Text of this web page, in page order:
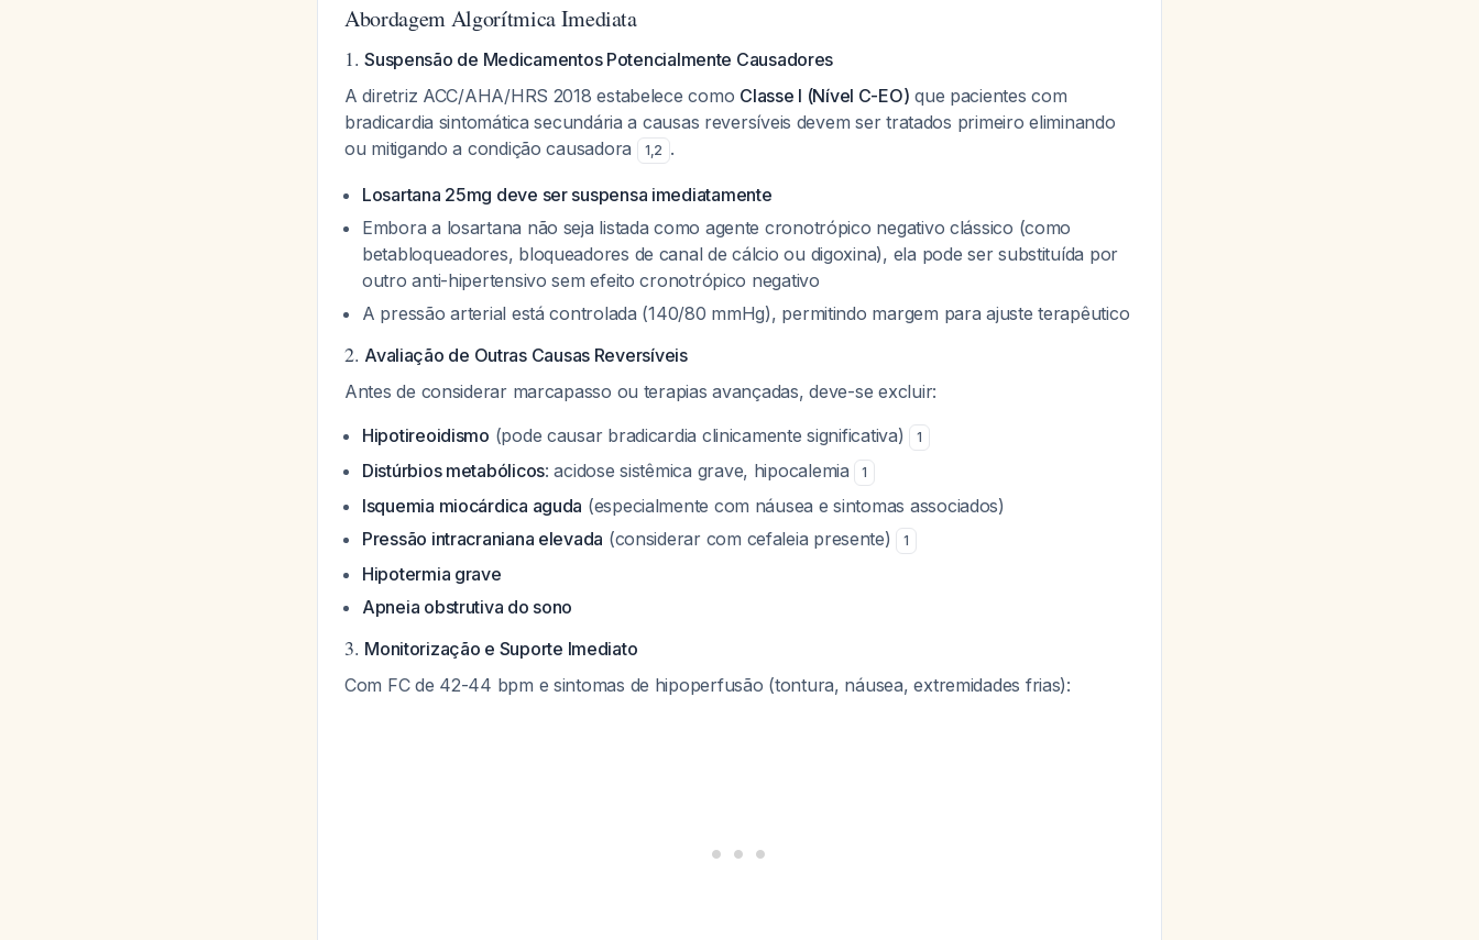
Abordagem Algorítmica Imediata
1.Suspensão de Medicamentos Potencialmente Causadores
A diretriz ACC/AHA/HRS 2018 estabelece como Classe I (Nível C-EO) que pacientes com
bradicardia sintomática secundária a causas reversíveis devem ser tratados primeiro eliminando
ou mitigando a condição causadora
1,2 .
Losartana 25mg deve ser suspensa imediatamente
Embora a losartana não seja listada como agente cronotrópico negativo clássico (como
betabloqueadores, bloqueadores de canal de cálcio ou digoxina), ela pode ser substituída por
outro anti-hipertensivo sem efeito cronotrópico negativo
A pressão arterial está controlada (140/80 mmHg), permitindo margem para ajuste terapêutico
2. Avaliação de Outras Causas Reversíveis
Antes de considerar marcapasso ou terapias avançadas, deve-se excluir:
Hipotireoidismo (pode causar bradicardia clinicamente significativa) 1
Distúrbios metabólicos: acidose sistêmica grave, hipocalemia 1
Isquemia miocárdica aguda (especialmente com náusea e sintomas associados)
Pressão intracraniana elevada (considerar com cefaleia presente) 1
Hipotermia grave
Apneia obstrutiva do sono
3. Monitorização e Suporte Imediato
Com FC de 42-44 bpm e sintomas de hipoperfusão (tontura, náusea, extremidades frias):